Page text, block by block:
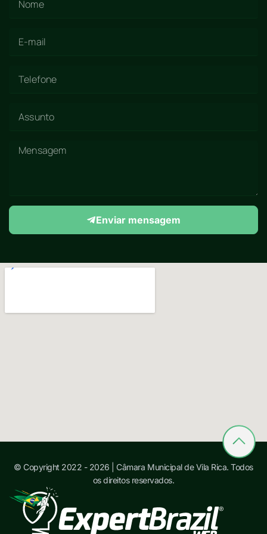
Enviar mensagem
© Copyright 2022 - 2026 | Câmara Municipal de Vila Rica. Todos
os direitos reservados.